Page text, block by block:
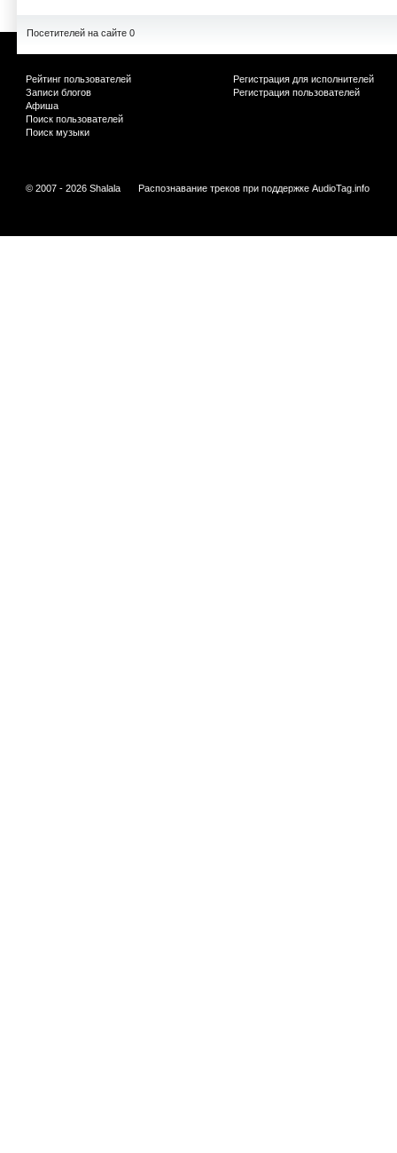
Посетителей на сайте 0
Рейтинг пользователей
Записи блогов
Афиша
Поиск пользователей
Поиск музыки
Регистрация для исполнителей
Регистрация пользователей
© 2007 - 2026 Shalala Распознавание треков при поддержке AudioTag.info